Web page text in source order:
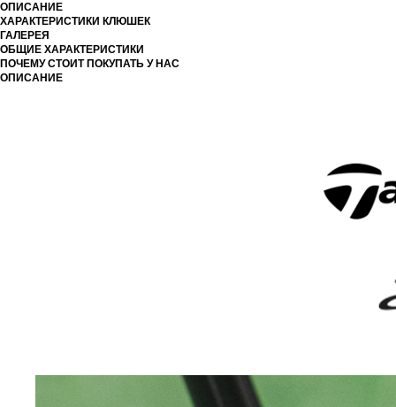
ОПИСАНИЕ
ХАРАКТЕРИСТИКИ КЛЮШЕК
ГАЛЕРЕЯ
ОБЩИЕ ХАРАКТЕРИСТИКИ
ПОЧЕМУ СТОИТ ПОКУПАТЬ У НАС
ОПИСАНИЕ